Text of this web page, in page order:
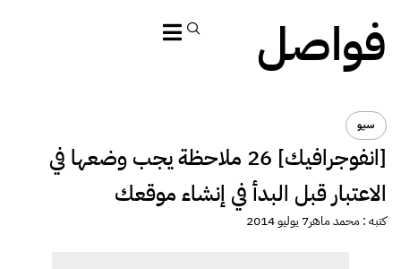
فواصل
سيو
[انفوجرافيك] 26 ملاحظة يجب وضعها في
الاعتبار قبل البدأ في إنشاء موقعك
كتبه :محمد ماهر7 يوليو 2014